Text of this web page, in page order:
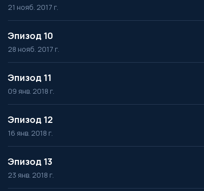
21 нояб. 2017 г.
Эпизод 10
28 нояб. 2017 г.
Эпизод 11
09 янв. 2018 г.
Эпизод 12
16 янв. 2018 г.
Эпизод 13
23 янв. 2018 г.